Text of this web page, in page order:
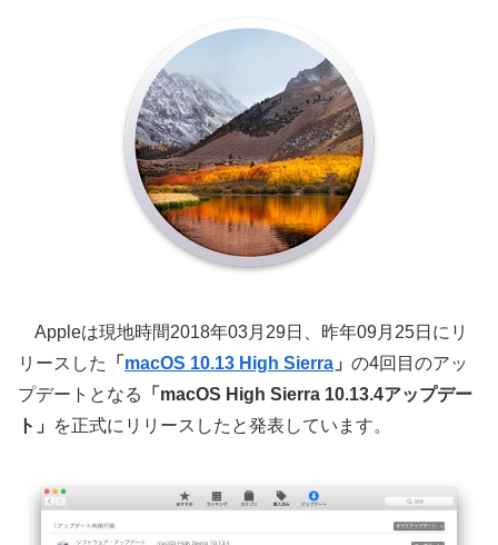
Appleは現地時間2018年03月29日、昨年09月25日にリ
リースした
「 macOS 10.13 High Sierra 」 の4回目のアッ
プデートとなる
「macOS High Sierra 10.13.4アップデー
ト」
を正式にリリースしたと発表しています。